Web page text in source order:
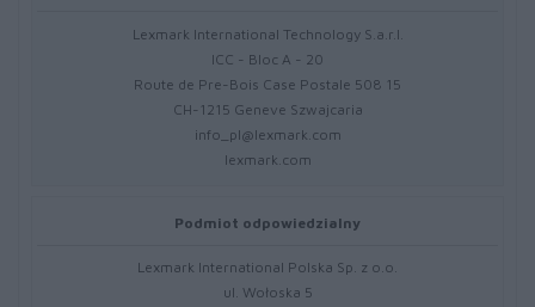
Lexmark International Technology S.a.r.l.
ICC - Bloc A - 20
Route de Pre-Bois Case Postale 508 15
CH-1215 Geneve Szwajcaria
info_pl@lexmark.com
lexmark.com
Podmiot odpowiedzialny
Lexmark International Polska Sp. z o.o.
ul. Wołoska 5